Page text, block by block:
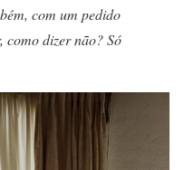
com um pedido
como dizer não? Só